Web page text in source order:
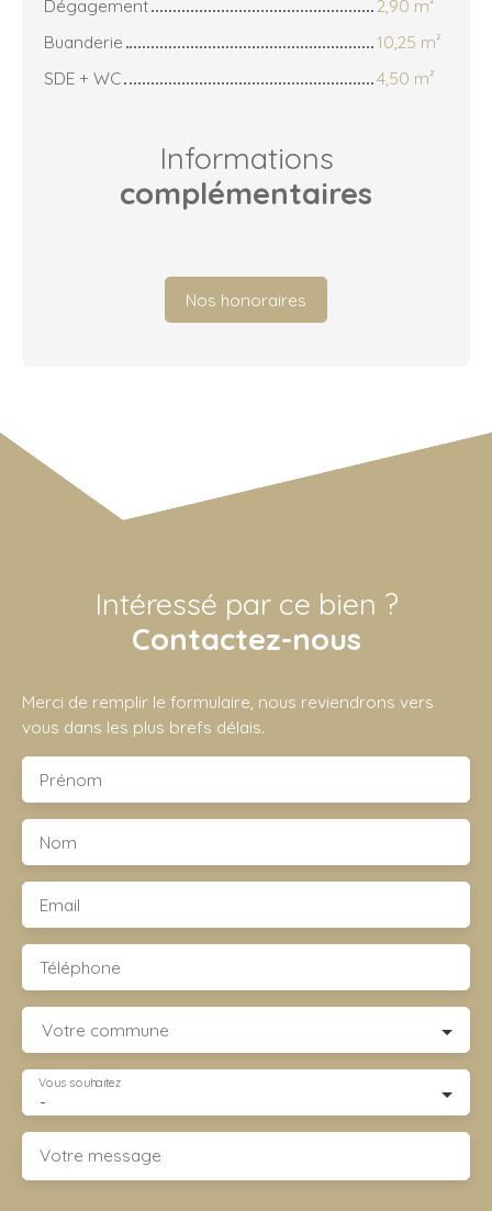
Dégagement
2,90 m²
Buanderie
10,25 m²
SDE + WC
4,50 m²
Informations
complémentaires
Nos honoraires
Intéressé par ce bien ?
Contactez-nous
Merci de remplir le formulaire, nous reviendrons vers
vous dans les plus brefs délais.
Prénom
Nom
Email
Téléphone
Votre commune
-
Vous souhaitez
Votre message